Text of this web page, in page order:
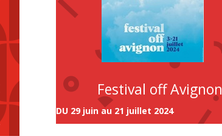
Festival off Avignon
DU 29 juin au 21 juillet 2024